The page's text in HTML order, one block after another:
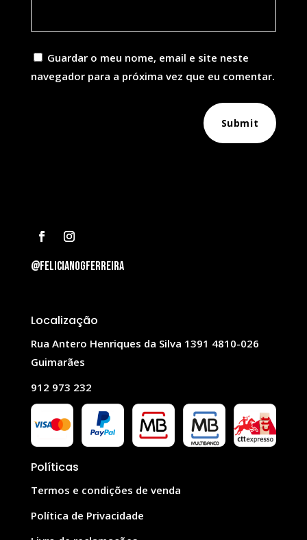
Guardar o meu nome, email e site neste
navegador para a próxima vez que eu comentar.
Submit
@felicianogferreira
Localização
Rua Antero Henriques da Silva 1391 4810-026
Guimarães
912 973 232
Políticas
Termos e condições de venda
Política de Privacidade